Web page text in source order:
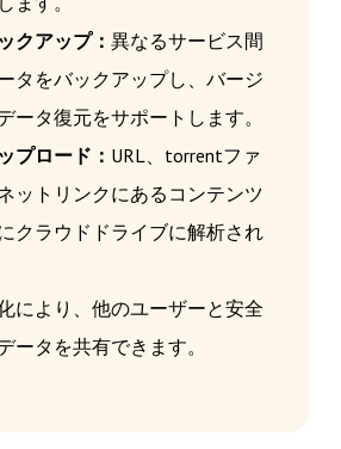
クアップ： 異なるサービス間
タをバックアップし、バージ
ータ復元をサポートします。
プロード： URL、torrentファ
ットリンクにあるコンテンツ
クラウドドライブに解析され
により、他のユーザーと安全
ータを共有できます。